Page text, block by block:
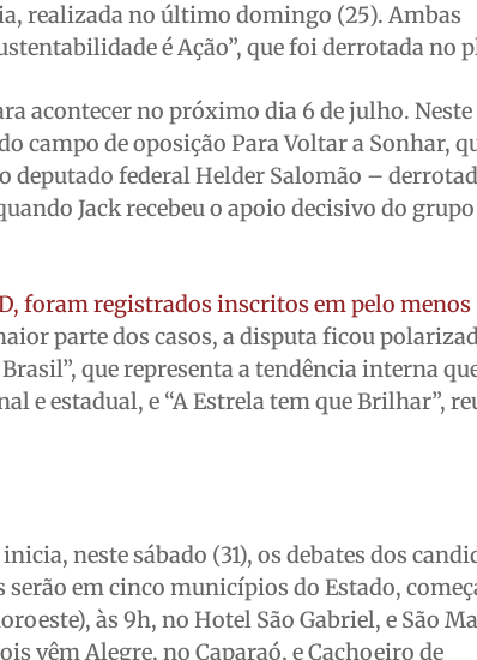
realizada no último domingo (25). Ambas
é Ação”, que foi derrotada no
acontecer no próximo dia 6 de julho. Neste
campo de oposição Para Voltar a Sonhar,
deputado federal Helder Salomão –
Jack recebeu o apoio decisivo do grupo
foram registrados inscritos em pelo menos
parte dos casos, a disputa ficou
que representa a tendência interna
e estadual, e “A Estrela tem que Brilhar”,
neste sábado (31), os debates dos
serão em cinco municípios do Estado,
às 9h, no Hotel São Gabriel, e São
vêm Alegre, no Caparaó, e Cachoeiro de